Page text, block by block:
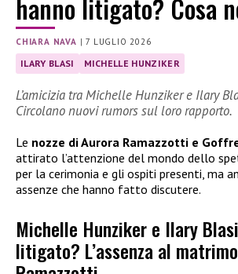
hanno litigato? Cosa
CHIARA NAVA |7 LUGLIO 2026
ILARY BLASI MICHELLE HUNZIKER
L’amicizia tra Michelle Hunziker e Ilary
Circolano nuovi rumors sul loro rapporto.
Le nozze di Aurora Ramazzotti e
attirato l’attenzione del mondo dello
per la cerimonia e gli ospiti presenti, ma
assenze che hanno fatto discutere.
Michelle Hunziker e Ilary
litigato? L’assenza al